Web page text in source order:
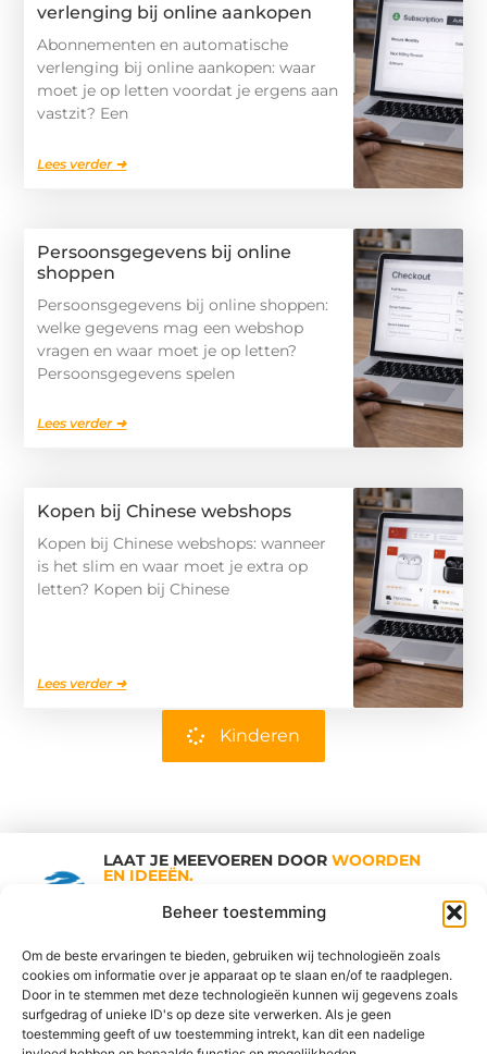
Beheer toestemming
Om de beste ervaringen te bieden, gebruiken wij technologieën zoals
cookies om informatie over je apparaat op te slaan en/of te raadplegen.
Door in te stemmen met deze technologieën kunnen wij gegevens zoals
surfgedrag of unieke ID's op deze site verwerken. Als je geen
toestemming geeft of uw toestemming intrekt, kan dit een nadelige
verlenging bij online aankopen
Abonnementen en automatische
verlenging bij online aankopen: waar
moet je op letten voordat je ergens aan
vastzit? Een
Lees verder ➜
Persoonsgegevens bij online
shoppen
Persoonsgegevens bij online shoppen:
welke gegevens mag een webshop
vragen en waar moet je op letten?
Persoonsgegevens spelen
Lees verder ➜
Kopen bij Chinese webshops
Kopen bij Chinese webshops: wanneer
is het slim en waar moet je extra op
letten? Kopen bij Chinese
Lees verder ➜
Kinderen
LAAT JE MEEVOEREN DOOR WOORDEN
EN IDEEËN.
Vind Ons Hier :